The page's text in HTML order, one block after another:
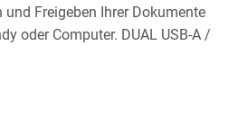
und Freigeben Ihrer Dokumente
oder Computer. DUAL USB-A /